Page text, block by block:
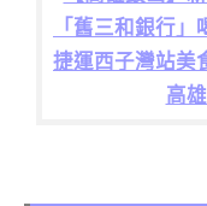
「舊三和銀行」
捷運西子灣站美
高